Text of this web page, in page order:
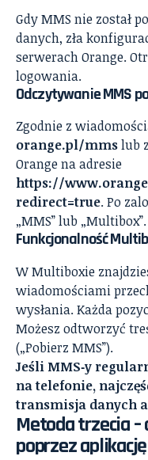
Gdy MMS nie został
danych, zła
serwerach Orange.
logowania.
Odczytywanie MMS
Zgodnie z
orange.pl/mmslub
Orange na adresie
https://
redirect=true. Po
„MMS” lub „Multibox”.
Funkcjonalność
W Multiboxie
wiadomościami
wysłania. Każda
Możesz odtworzyć
(„Pobierz MMS”).
Jeśli MMS‑y
na telefonie,
transmisja danych
Metoda trzecia
poprzez